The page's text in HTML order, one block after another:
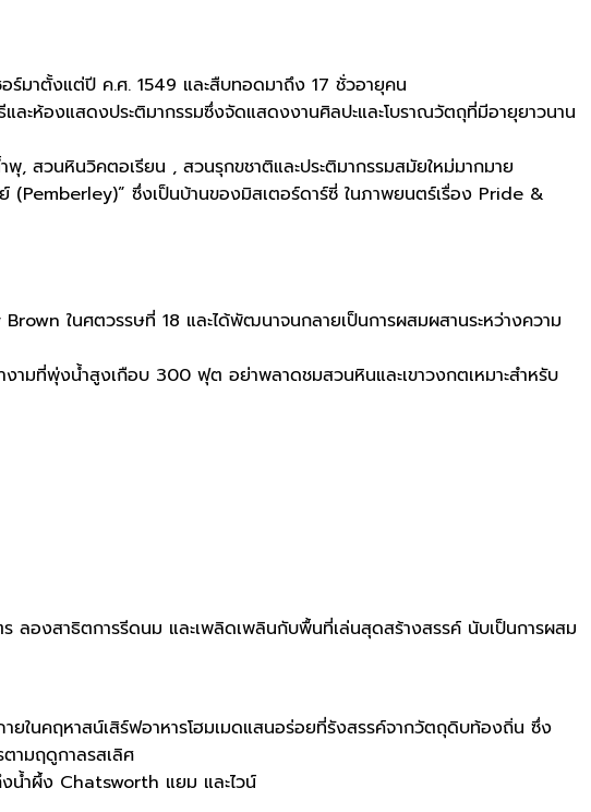
ร์มาตั้งแต่ปี ค.ศ. 1549 และสืบทอดมาถึง 17 ชั่วอายุคน
ะห้องแสดงประติมากรรมซึ่งจัดแสดงงานศิลปะและโบราณวัตถุที่มีอายุยาวนาน
สวนหินวิคตอเรียน , สวนรุกขชาติและประติมากรรมสมัยใหม่มากมาย
(Pemberley)” ซึ่งเป็นบ้านของมิสเตอร์ดาร์ซี่ ในภาพยนตร์เรื่อง Pride &
ในศตวรรษที่ 18 และได้พัฒนาจนกลายเป็นการผสมผสานระหว่างความ
งามที่พุ่งน้ำสูงเกือบ 300 ฟุต อย่าพลาดชมสวนหินและเขาวงกตเหมาะสำหรับ
ลองสาธิตการรีดนม และเพลิดเพลินกับพื้นที่เล่นสุดสร้างสรรค์ นับเป็นการผสม
ยในคฤหาสน์เสิร์ฟอาหารโฮมเมดแสนอร่อยที่รังสรรค์จากวัตถุดิบท้องถิ่น ซึ่ง
ามฤดูกาลรสเลิศ
น้ำผึ้ง Chatsworth แยม และไวน์